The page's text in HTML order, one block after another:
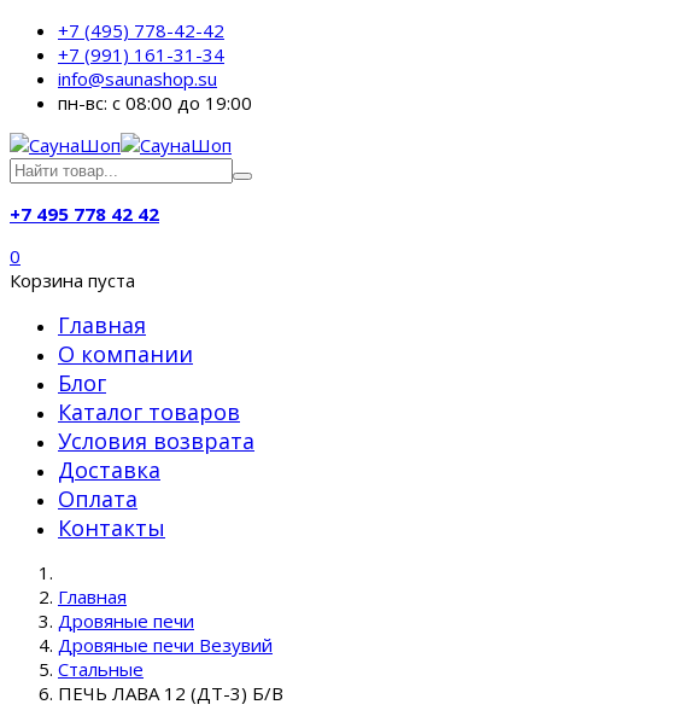
+7 (495) 778-42-42
+7 (991) 161-31-34
info@saunashop.su
пн-вс: с 08:00 до 19:00
+7 495 778 42 42
0
Корзина пуста
Главная
О компании
Блог
Каталог товаров
Условия возврата
Доставка
Оплата
Контакты
Главная
Дровяные печи
Дровяные печи Везувий
Стальные
ПЕЧЬ ЛАВА 12 (ДТ-3) Б/В